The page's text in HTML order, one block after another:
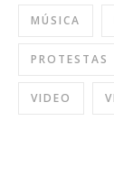
MÚSICA
PROTESTAS
VIDEO